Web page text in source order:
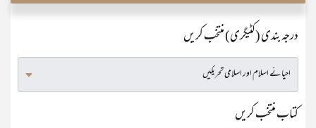
درجہ بندی (کٹیگری) منتخب کریں
کتاب منتخب کریں